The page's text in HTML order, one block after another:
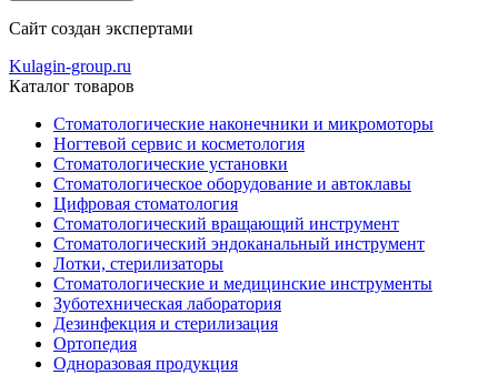
Сайт создан экспертами
Kulagin-group.ru
Каталог товаров
Стоматологические наконечники и микромоторы
Ногтевой сервис и косметология
Стоматологические установки
Стоматологическое оборудование и автоклавы
Цифровая стоматология
Стоматологический вращающий инструмент
Стоматологический эндоканальный инструмент
Лотки, стерилизаторы
Стоматологические и медицинские инструменты
Зуботехническая лаборатория
Дезинфекция и стерилизация
Ортопедия
Одноразовая продукция